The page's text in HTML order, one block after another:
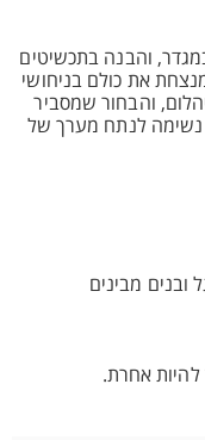
והבנה בתכשיטים
את כולם בניחושי
והבחור שמסביר
נשימה לנתח מערך של
ובנים מבינים
אחרת.